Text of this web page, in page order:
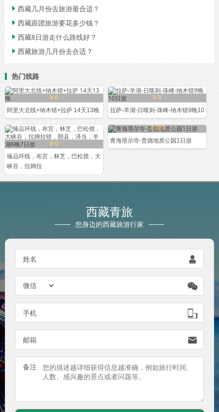
 西藏几月份去旅游最合适？
 西藏跟团旅游要花多少钱？
 西藏8日游走什么路线好？
 西藏旅游几月份去合适？
热门线路
¥ 0
阿里大北线+纳木错+拉萨 14天13晚
¥ 0
拉萨-羊湖-日喀则-珠峰-纳木错9晚10
¥ 0
臻品环线，布宫，林芝，巴松措，大
峡谷，拉姆拉
¥ 490
青海塔尔寺-贵德地质公园1日游
西藏青旅
您身边的西藏旅游行家
姓名 

手机 
邮箱 
备注